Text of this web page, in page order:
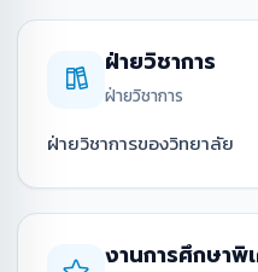
ฝ่ายวิชาการ
ฝ่ายวิชาการ
ฝ่ายวิชาการของวิทยาลัย
งานการศึกษาพิ